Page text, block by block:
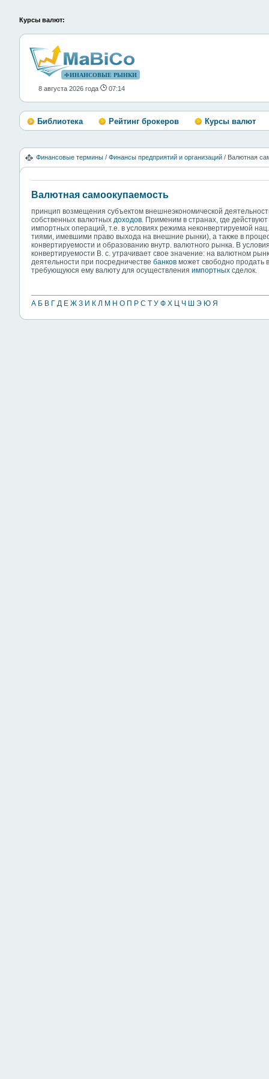
Курсы валют:
ФИНАНСОВЫЕ РЫНКИ
8 августа 2026 года 07:14
Библиотека Рейтинг брокеров Курсы валют
Финансовые термины / Финансы предприятий и организаций / Валютная
Валютная самоокупаемость
принцип возмещения субъектом внешнеэкономической
собственных валютных доходов . Применим в странах, где
импортных операций, т.е. в условиях режима неконвертируемой
тиями, имевшими право выхода на внешние рынки), а также в
конвертируемости и образованию внутр. валютного рынка. В
конвертируемости В. с. утрачивает свое значение: на валютном
деятельности при посредничестве банков может свободно продать
требующуюся ему валюту для осуществления импортных сделок.
А Б В Г Д Е Ж З И К Л М Н О П Р С Т У Ф Х Ц Ч Ш Э Ю Я